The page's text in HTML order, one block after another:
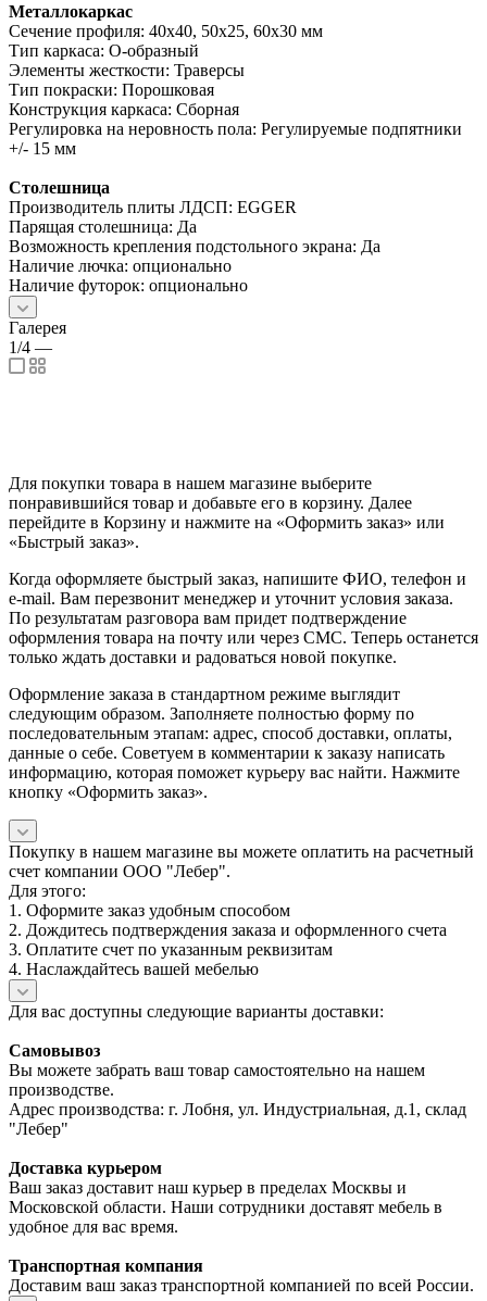
Металлокаркас
Сечение профиля: 40х40, 50х25, 60х30 мм
Тип каркаса: О-образный
Элементы жесткости: Траверсы
Тип покраски: Порошковая
Конструкция каркаса: Сборная
Регулировка на неровность пола: Регулируемые подпятники
+/- 15 мм
Столешница
Производитель плиты ЛДСП: EGGER
Парящая столешница: Да
Возможность крепления подстольного экрана: Да
Наличие лючка: опционально
Наличие футорок: опционально
Галерея
1/4 —
Для покупки товара в нашем магазине выберите
понравившийся товар и добавьте его в корзину. Далее
перейдите в Корзину и нажмите на «Оформить заказ» или
«Быстрый заказ».
Когда оформляете быстрый заказ, напишите ФИО, телефон и
e-mail. Вам перезвонит менеджер и уточнит условия заказа.
По результатам разговора вам придет подтверждение
оформления товара на почту или через СМС. Теперь останется
только ждать доставки и радоваться новой покупке.
Оформление заказа в стандартном режиме выглядит
следующим образом. Заполняете полностью форму по
последовательным этапам: адрес, способ доставки, оплаты,
данные о себе. Советуем в комментарии к заказу написать
информацию, которая поможет курьеру вас найти. Нажмите
кнопку «Оформить заказ».
Покупку в нашем магазине вы можете оплатить на расчетный
счет компании ООО "Лебер".
Для этого:
1. Оформите заказ удобным способом
2. Дождитесь подтверждения заказа и оформленного счета
3. Оплатите счет по указанным реквизитам
4. Наслаждайтесь вашей мебелью
Для вас доступны следующие варианты доставки:
Самовывоз
Вы можете забрать ваш товар самостоятельно на нашем
производстве.
Адрес производства: г. Лобня, ул. Индустриальная, д.1, склад
"Лебер"
Доставка курьером
Ваш заказ доставит наш курьер в пределах Москвы и
Московской области. Наши сотрудники доставят мебель в
удобное для вас время.
Транспортная компания
Доставим ваш заказ транспортной компанией по всей России.